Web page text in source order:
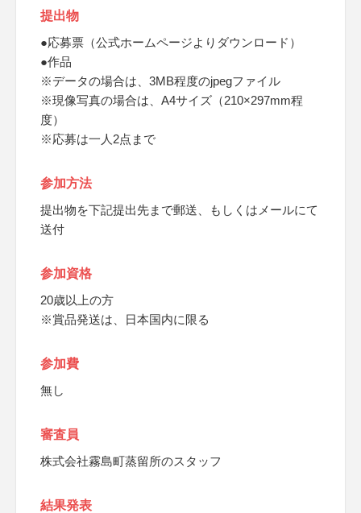
提出物
●応募票（公式ホームページよりダウンロード）
●作品
※データの場合は、3MB程度のjpegファイル
※現像写真の場合は、A4サイズ（210×297mm程
度）
※応募は一人2点まで
参加方法
提出物を下記提出先まで郵送、もしくはメールにて
送付
参加資格
20歳以上の方
※賞品発送は、日本国内に限る
参加費
無し
審査員
株式会社霧島町蒸留所のスタッフ
結果発表